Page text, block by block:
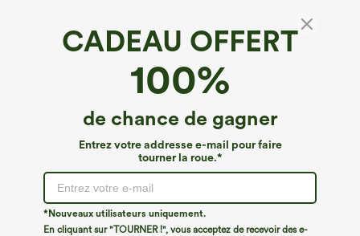
CADEAU OFFERT
100%
de chance de gagner
Entrez votre addresse e-mail pour faire
tourner la roue.*
*Nouveaux utilisateurs uniquement.
En cliquant sur "TOURNER !", vous acceptez de recevoir des e-
Halara UltraSculpt™*
Halara UltraSculpt™ short cycliste
d'entraînement gainant, taille haute, culotte
€40,95 EUR